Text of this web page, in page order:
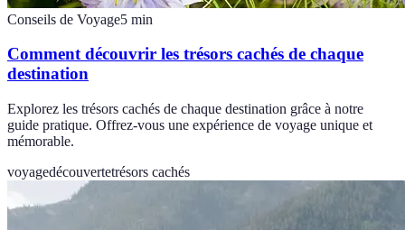
Conseils de Voyage5 min
Comment découvrir les trésors cachés de chaque
destination
Explorez les trésors cachés de chaque destination grâce à notre
guide pratique. Offrez-vous une expérience de voyage unique et
mémorable.
voyagedécouvertetrésors cachés